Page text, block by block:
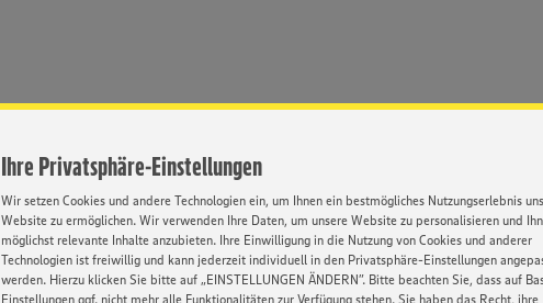
Ihre Privatsphäre-Einstellungen
Wir setzen Cookies und andere Technologien ein, um Ihnen ein bestmögliches Nutzungserlebnis
Website zu ermöglichen. Wir verwenden Ihre Daten, um unsere Website zu personalisieren und
möglichst relevante Inhalte anzubieten. Ihre Einwilligung in die Nutzung von Cookies und anderer
Technologien ist freiwillig und kann jederzeit individuell in den Privatsphäre-Einstellungen
werden. Hierzu klicken Sie bitte auf „EINSTELLUNGEN ÄNDERN”. Bitte beachten Sie, dass auf
Einstellungen ggf. nicht mehr alle Funktionalitäten zur Verfügung stehen. Sie haben das Recht, ihre
Umfassende
Weiterbildung